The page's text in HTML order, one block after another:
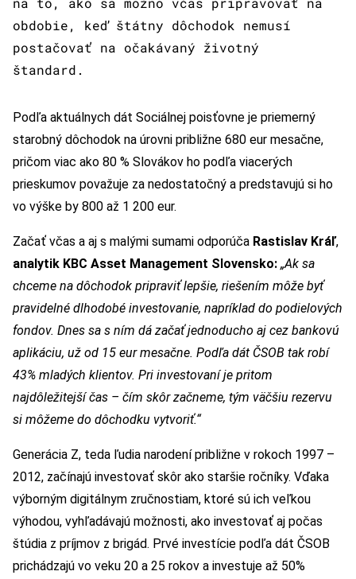
obdobie, keď štátny dôchodok nemusí
postačovať na očakávaný životný
štandard.
Podľa aktuálnych dát Sociálnej poisťovne je priemerný
starobný dôchodok na úrovni približne 680 eur mesačne,
pričom viac ako 80 % Slovákov ho podľa viacerých
prieskumov považuje za nedostatočný a predstavujú si ho
vo výške by 800 až 1 200 eur.
Začať včas a aj s malými sumami odporúča Rastislav Kráľ,
analytik KBC Asset Management Slovensko: „Ak sa
chceme na dôchodok pripraviť lepšie, riešením môže byť
pravidelné dlhodobé investovanie, napríklad do podielových
fondov. Dnes sa s ním dá začať jednoducho aj cez bankovú
aplikáciu, už od 15 eur mesačne. Podľa dát ČSOB tak robí
43% mladých klientov. Pri investovaní je pritom
najdôležitejší čas – čím skôr začneme, tým väčšiu rezervu
si môžeme do dôchodku vytvoriť.“
Generácia Z, teda ľudia narodení približne v rokoch 1997 –
2012, začínajú investovať skôr ako staršie ročníky. Vďaka
výborným digitálnym zručnostiam, ktoré sú ich veľkou
výhodou, vyhľadávajú možnosti, ako investovať aj počas
štúdia z príjmov z brigád. Prvé investície podľa dát ČSOB
prichádzajú vo veku 20 a 25 rokov a investuje až 50%